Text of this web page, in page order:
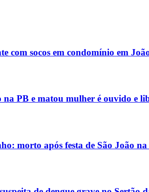
com socos em condomínio em
PB e matou mulher é ouvido e
morto após festa de São João